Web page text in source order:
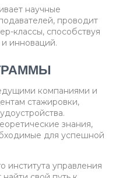
научные
проводит
классы, способствуя
инноваций.
компаниями и
стажировки,
знания,
для успешной
института управления